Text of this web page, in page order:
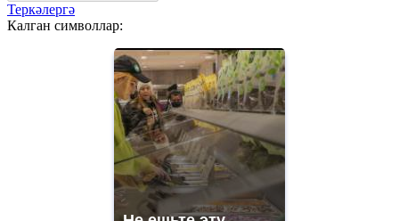
Теркәлергә
Калган символлар: